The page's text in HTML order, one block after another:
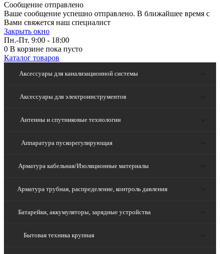
Сообщение отправлено
Ваше сообщение успешно отправлено. В ближайшее время с
Вами свяжется наш специалист
Закрыть окно
Пн.-Пт. 9:00 - 18:00
0 В корзине пока пусто
Каталог товаров
Аксессуары для канализационной системы
Аксессуары для электроинструментов
Антенны и спутниковые технологии
Аппаратура пускорегулирующая
Арматура кабельная/Изоляционные материалы
Арматура трубная, распределение, контроль давления
Батарейки, аккумуляторы, зарядные устройства
Бытовая техника крупная